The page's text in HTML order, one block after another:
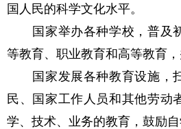
国人民的科学文化水平。
国家举办各种学校，普及
等教育、职业教育和高等教育
国家发展各种教育设施，
民、国家工作人员和其他劳动
学、技术、业务的教育，鼓励自